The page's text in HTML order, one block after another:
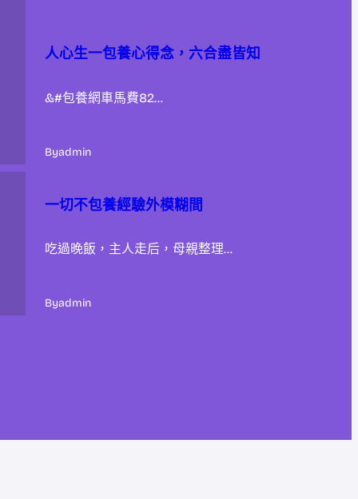
人心生一包養心得念，六合盡皆知
&#包養網車馬費82…
Byadmin
一切不包養經驗外模糊間
吃過晚飯，主人走后，母親整理…
Byadmin